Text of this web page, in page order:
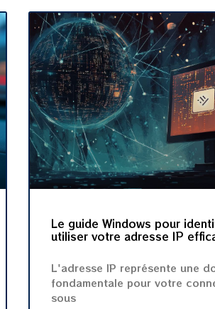
Le guide Windows pour
utiliser votre adresse IP
L'adresse IP représente une
fondamentale pour votre
sous